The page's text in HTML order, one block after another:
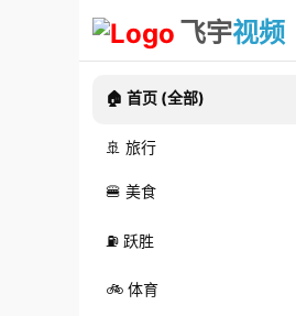
飞宇视频
🏠 首页 (全部)
🚢 旅行
🍔 美食
⛽ 跃胜
🚲 体育